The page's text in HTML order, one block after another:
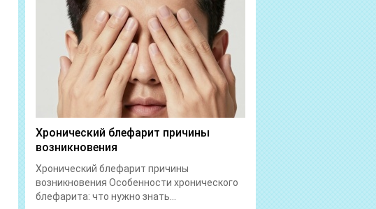
Хронический блефарит причины
возникновения
Хронический блефарит причины
возникновения Особенности хронического
блефарита: что нужно знать...